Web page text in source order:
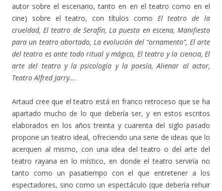
autor sobre el escenario, tanto en en el teatro como en el
cine) sobre el teatro, con títulos como El teatro de la
crueldad, El teatro de Serafín, La puesta en escena, Manifiesto
para un teatro abortado, La evolución del “ornamento”, El arte
del teatro es ante todo ritual y mágico, El teatro y la ciencia, El
arte del teatro y la psicología y la poesía, Alienar al actor,
Teatro Alfred Jarry….
Artaud cree que el teatro está en franco retroceso que se ha
apartado mucho de lo que debería ser, y en estos escritos
elaborados en los años treinta y cuarenta del siglo pasado
propone un teatro ideal, ofreciendo una serie de ideas que lo
acerquen al mismo, con una idea del teatro o del arte del
teatro rayana en lo místico, en donde el teatro serviría no
tanto como un pasatiempo con el que entretener a los
espectadores, sino como un espectáculo (que debería rehuir